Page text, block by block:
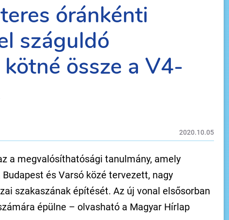
óránkénti
száguldó
össze a V4-
2020.10.05
a megvalósíthatósági tanulmány, amely
és Varsó közé tervezett, nagy
szakaszának építését. Az új vonal elsősorban
épülne – olvasható a Magyar Hírlap